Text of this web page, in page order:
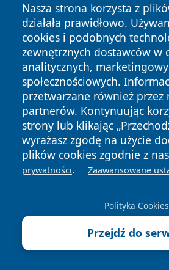
zeznaniu PIT może sięgać nawet
złotych rocznie, co przy skali
przekłada się na oszczędność
Kto może skorzystać i jakie
obejmuje ulga
Prawo do ulgi mają:
osoby posiadające orzeczenie o
niepełnosprawności,
umiarkowany, znaczny),
osoby utrzymujące osoby
dochody tych osób nie
brutto rocznie
Ulga obejmuje zarówno
Nasza strona korzysta z
działała prawidłowo.
cookies i podobnych
zewnętrznych dostawców w
analitycznych,
społecznościowych.
przetwarzane również przez
partnerów. Kontynuując
strony lub klikając
wyrażasz zgodę na użycie
plików cookies zgodnie z
prywatności. Zaawansowane
Polityka Cookies
Przejdź do